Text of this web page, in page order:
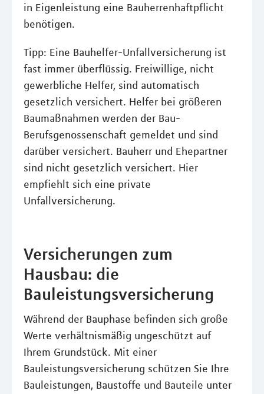
in Eigenleistung eine Bauherrenhaftpflicht
benötigen.
Tipp: Eine Bauhelfer-Unfallversicherung ist
fast immer überflüssig. Freiwillige, nicht
gewerbliche Helfer, sind automatisch
gesetzlich versichert. Helfer bei größeren
Baumaßnahmen werden der Bau-
Berufsgenossenschaft gemeldet und sind
darüber versichert. Bauherr und Ehepartner
sind nicht gesetzlich versichert. Hier
empfiehlt sich eine private
Unfallversicherung.
Versicherungen zum
Hausbau: die
Bauleistungsversicherung
Während der Bauphase befinden sich große
Werte verhältnismäßig ungeschützt auf
Ihrem Grundstück. Mit einer
Bauleistungsversicherung schützen Sie Ihre
Bauleistungen, Baustoffe und Bauteile unter